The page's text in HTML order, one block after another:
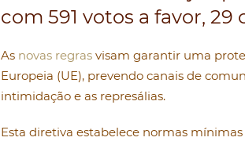
com 591 votos a favor,
As novas regras visam garantir uma
Europeia (UE), prevendo canais de
intimidação e as represálias.
Esta diretiva estabelece normas